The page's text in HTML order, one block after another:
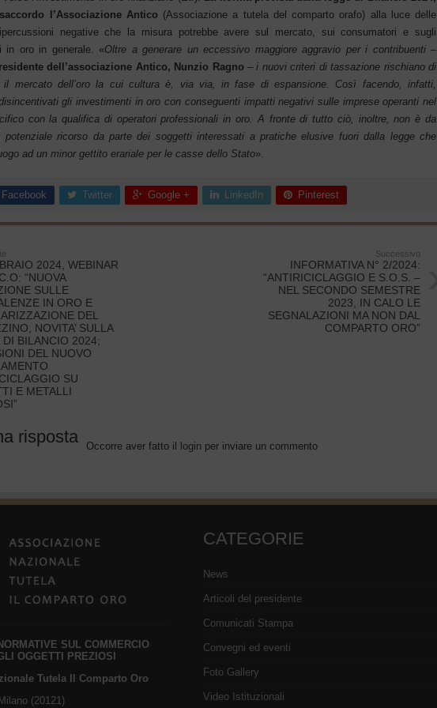
l’Associazione Antico(Associazione a tutela del comparto orafo) alla luce delle
negative che la misura potrebbe avere sul mercato, sui consumatori e sugli
in oro in generale. «Oltre a generare un eccessivo maggiore aggravio per i contribuenti–
dell’associazione Antico, Nunzio Ragno– i nuovi criteri di tassazione rischiano di
il mercato dell’oro la cui cultura è, via via, in fase di espansione. Così facendo, infatti,
gli investimenti in oro con conseguenti impatti negativi sulle imprese operanti nel
con la qualifica di operatori professionali in oro. A fronte di tutto ciò, inoltre, non è da
potenziale ricorso da parte dei soggetti interessati a pratiche elusive fuori dalla legge che
ad un minor gettito erariale per le casse dello Stato».
Facebook Twitter Google + LinkedIn Pinterest
2024, WEBINAR
“NUOVA
SULLE
IN ORO E
DEL
NOVITA’ SULLA
DI BILANCIO 2024;
DEL NUOVO
SU
E METALLI
Successivo
INFORMATIVA N° 2/2024:
“ANTIRICICLAGGIO E S.O.S. –
NEL SECONDO SEMESTRE
2023, IN CALO LE
SEGNALAZIONI MA NON DAL
COMPARTO ORO”
risposta Occorre aver fatto il login per inviare un commento
SUL COMMERCIO
OGGETTI PREZIOSI
Tutela Il Comparto Oro
(20121)
CATEGORIE
News
Articoli del presidente
Comunicati Stampa
Convegni ed eventi
Foto Gallery
Video Istituzionali